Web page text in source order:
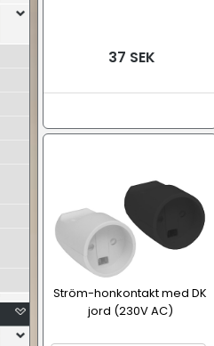
37 SEK
Ström-honkontakt med DK
jord (230V AC)